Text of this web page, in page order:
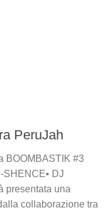
PeruJah
BOOMBASTIK #3
SHENCE• DJ
presentata una
collaborazione tra